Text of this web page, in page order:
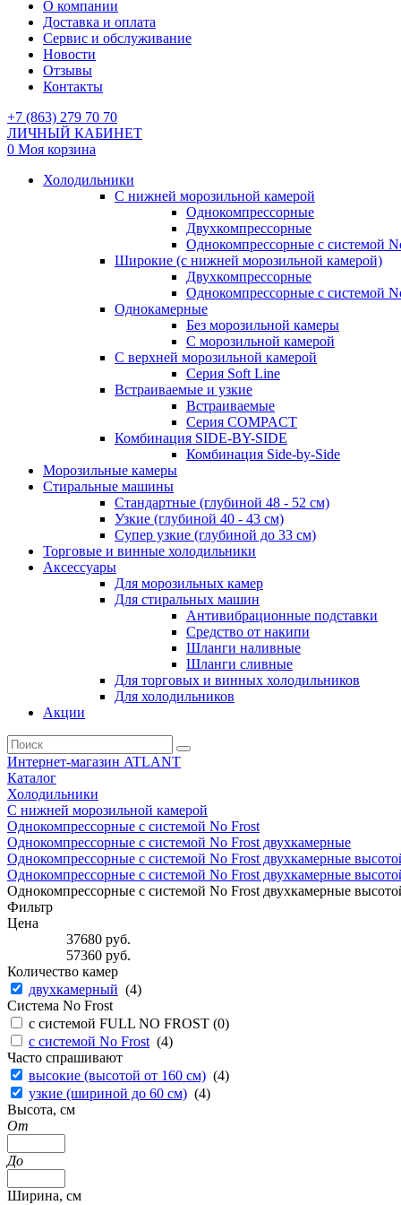
О компании
Доставка и оплата
Сервис и обслуживание
Новости
Отзывы
Контакты
+7 (863) 279 70 70
ЛИЧНЫЙ КАБИНЕТ
0 Моя корзина
Холодильники
С нижней морозильной камерой
Однокомпрессорные
Двухкомпрессорные
Однокомпрессорные с системой
Широкие (с нижней морозильной камерой)
Двухкомпрессорные
Однокомпрессорные с системой
Однокамерные
Без морозильной камеры
С морозильной камерой
С верхней морозильной камерой
Серия Soft Line
Встраиваемые и узкие
Встраиваемые
Серия СOMPACT
Комбинация SIDE-BY-SIDE
Комбинация Side-by-Side
Морозильные камеры
Стиральные машины
Стандартные (глубиной 48 - 52 см)
Узкие (глубиной 40 - 43 см)
Супер узкие (глубиной до 33 см)
Торговые и винные холодильники
Аксессуары
Для морозильных камер
Для стиральных машин
Антивибрационные подставки
Средство от накипи
Шланги наливные
Шланги сливные
Для торговых и винных холодильников
Для холодильников
Акции
Интернет-магазин ATLANT
Каталог
Холодильники
С нижней морозильной камерой
Однокомпрессорные с системой No Frost
Однокомпрессорные с системой No Frost двухкамерные
Однокомпрессорные с системой No Frost двухкамерные
Однокомпрессорные с системой No Frost двухкамерные
Однокомпрессорные с системой No Frost двухкамерные
Фильтр
Цена
37680 руб.
57360 руб.
Количество камер
двухкамерный (4)
Система No Frost
с системой FULL NO FROST (0)
с системой No Frost (4)
Часто спрашивают
высокие (высотой от 160 см) (4)
узкие (шириной до 60 см) (4)
Высота, см
От
До
Ширина, см